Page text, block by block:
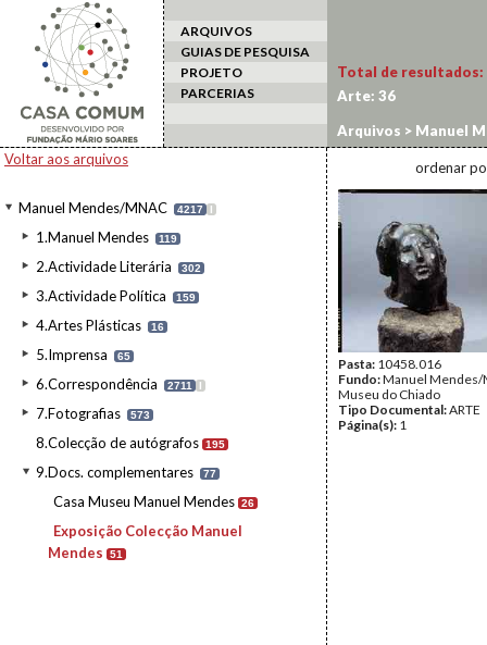
ARQUIVOS
GUIAS DE PESQUISA
PROJETO
PARCERIAS
Voltar aos arquivos
Manuel Mendes/MNAC 4217 I
1.Manuel Mendes 119
2.Actividade Literária 302
3.Actividade Política 159
4.Artes Plásticas 16
5.Imprensa 65
6.Correspondência 2711 I
7.Fotografias 573
8.Colecção de autógrafos 195
9.Docs. complementares 77
Casa Museu Manuel Mendes 26
Exposição Colecção Manuel
Mendes
51
Total de resultados:
Arte: 36
Arquivos > Manuel
ordenar
Pasta: 10458.016
Fundo:Manuel Mendes/
Museu do Chiado
Tipo Documental:ARTE
Página(s): 1